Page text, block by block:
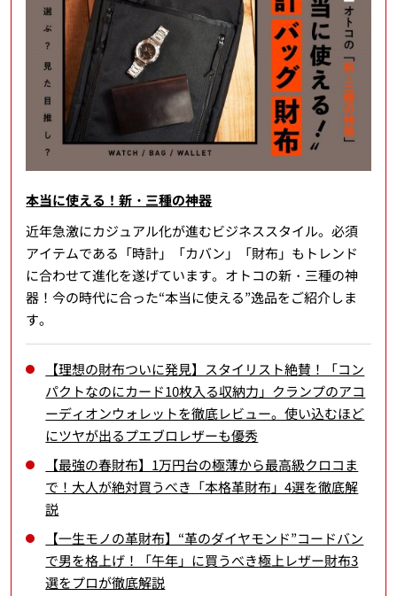
本当に使える！新・三種の神器
近年急激にカジュアル化が進むビジネススタイル。必須
アイテムである「時計」「カバン」「財布」もトレンド
に合わせて進化を遂げています。オトコの新・三種の神
器！今の時代に合った“本当に使える”逸品をご紹介しま
す。
【理想の財布ついに発見】スタイリスト絶賛！「コン
パクトなのにカード10枚入る収納力」クランプのアコ
ーディオンウォレットを徹底レビュー。使い込むほど
にツヤが出るプエブロレザーも優秀
【最強の春財布】1万円台の極薄から最高級クロコま
で！大人が絶対買うべき「本格革財布」4選を徹底解
説
【一生モノの革財布】“革のダイヤモンド”コードバン
で男を格上げ！「午年」に買うべき極上レザー財布3
選をプロが徹底解説